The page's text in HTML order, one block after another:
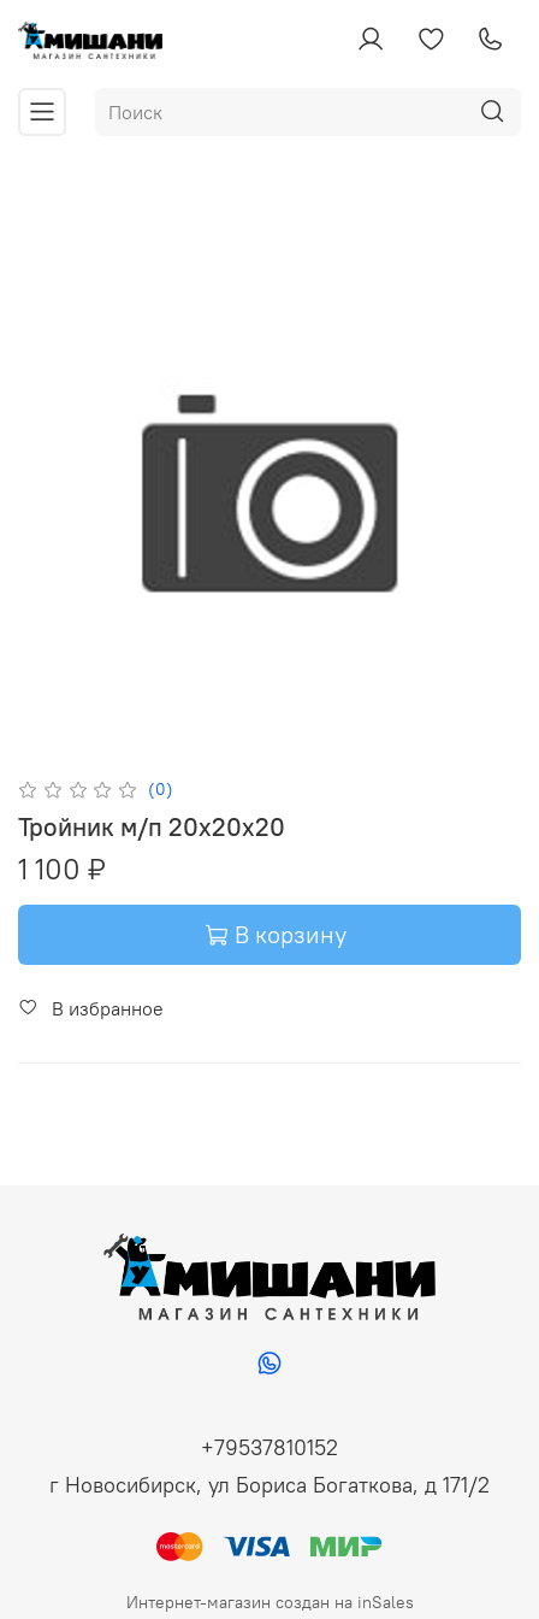
(0)
Тройник м/п 20х20х20
1 100 ₽
В корзину
В избранное
+79537810152
г Новосибирск, ул Бориса Богаткова, д 171/2
Интернет-магазин создан на inSales